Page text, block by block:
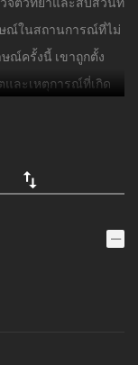
ณ์ในสถานการณ์ที่ไม่
ณ์ครั้งนี้ เขาถูกตั้ง
และเหตุการณ์ที่เกิด
การสัมภาษณ์ที่เต็มไป
สิ่งที่เขาทำ แต่ยัง
ะความหมายของการ
งตัดสินใจว่าจะ
Killer’s
ภาษณ์ของชายหนุ่มที่
ภายใต้การ
บการทดสอบทาง